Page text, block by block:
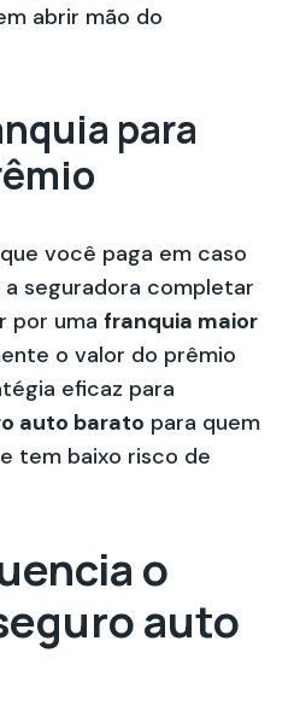
abrir mão do
para
você paga em caso
seguradora completar
por uma franquia maior
o valor do prêmio
eficaz para
auto barato para quem
tem baixo risco de
o
auto